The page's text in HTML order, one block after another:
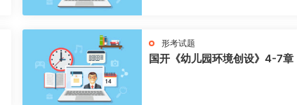
形考试题
国开《幼儿园环境创设》4-7章